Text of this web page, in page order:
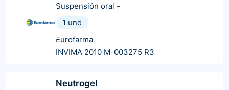
Suspensión oral -
1 und
Eurofarma
INVIMA 2010 M-003275 R3
Neutrogel